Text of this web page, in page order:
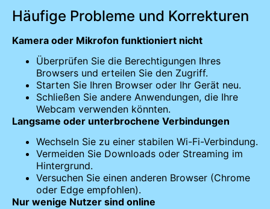
Häufige Probleme und Korrekturen
Kamera oder Mikrofon funktioniert nicht
Überprüfen Sie die Berechtigungen Ihres
Browsers und erteilen Sie den Zugriff.
Starten Sie Ihren Browser oder Ihr Gerät neu.
Schließen Sie andere Anwendungen, die Ihre
Webcam verwenden könnten.
Langsame oder unterbrochene Verbindungen
Wechseln Sie zu einer stabilen Wi-Fi-Verbindung.
Vermeiden Sie Downloads oder Streaming im
Hintergrund.
Versuchen Sie einen anderen Browser (Chrome
oder Edge empfohlen).
Nur wenige Nutzer sind online